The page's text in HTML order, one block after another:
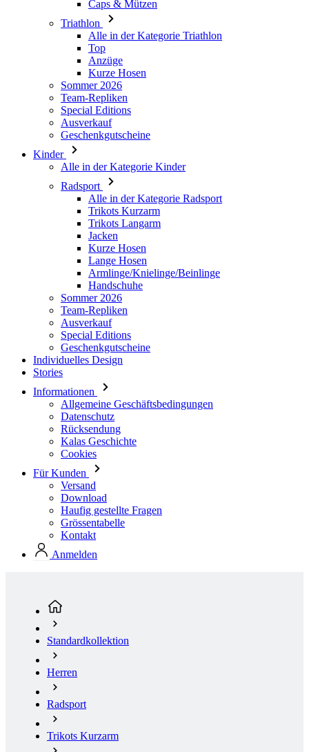
Kurze Hosen
Sommer 2026
Team-Repliken
Special Editions
Ausverkauf
Geschenkgutscheine
Kinder
Alle in der Kategorie Kinder
Radsport
Alle in der Kategorie Radsport
Trikots Langarm
Jacken
Kurze Hosen
Lange Hosen
Armlinge/Knielinge/Beinlinge
Handschuhe
Sommer 2026
Team-Repliken
Ausverkauf
Special Editions
Geschenkgutscheine
Individuelles Design
Stories
Informationen
Allgemeine Geschäftsbedingungen
Datenschutz
Rücksendung
Kalas Geschichte
Cookies
Für Kunden
Versand
Download
Haufig gestellte Fragen
Grössentabelle
Kontakt
Anmelden
Herren
Radsport
Trikots Kurzarm
ALPECIN-PREMIER TECH | Trikot | Grösse: 4/L
(aktuelle Seite)